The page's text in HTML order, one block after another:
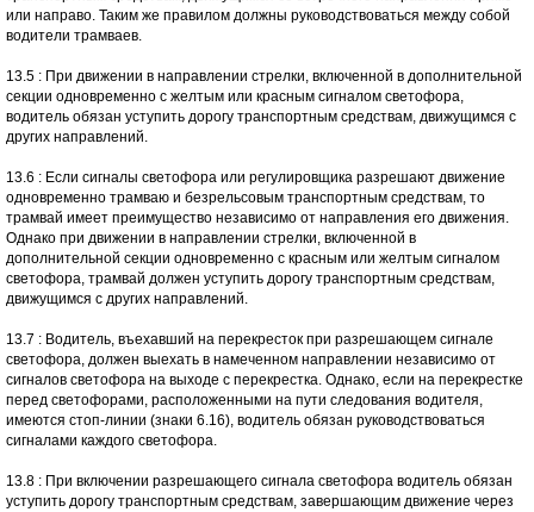
или направо. Таким же правилом должны руководствоваться между собой
водители трамваев.
13.5 : При движении в направлении стрелки, включенной в дополнительной
секции одновременно с желтым или красным сигналом светофора,
водитель обязан уступить дорогу транспортным средствам, движущимся с
других направлений.
13.6 : Если сигналы светофора или регулировщика разрешают движение
одновременно трамваю и безрельсовым транспортным средствам, то
трамвай имеет преимущество независимо от направления его движения.
Однако при движении в направлении стрелки, включенной в
дополнительной секции одновременно с красным или желтым сигналом
светофора, трамвай должен уступить дорогу транспортным средствам,
движущимся с других направлений.
13.7 : Водитель, въехавший на перекресток при разрешающем сигнале
светофора, должен выехать в намеченном направлении независимо от
сигналов светофора на выходе с перекрестка. Однако, если на перекрестке
перед светофорами, расположенными на пути следования водителя,
имеются стоп-линии (знаки 6.16), водитель обязан руководствоваться
сигналами каждого светофора.
13.8 : При включении разрешающего сигнала светофора водитель обязан
уступить дорогу транспортным средствам, завершающим движение через